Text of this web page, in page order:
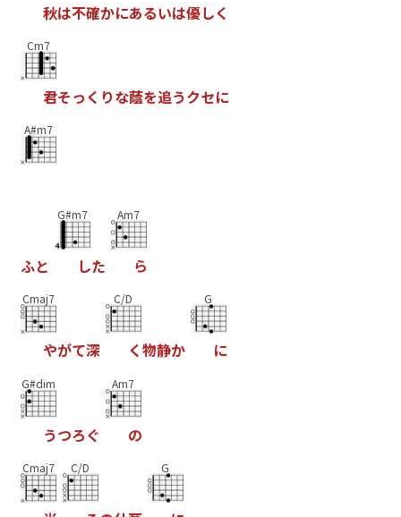
秋は不確かにあるいは優しく
Cm7
君そっ く りな蔭を追うクセに
A#m7
ふと
G#m7
した
Am7
ら
Cmaj7
やがて深
C/D
く物静か
G
に
G#dim
うつろぐ
Am7
の
Cmaj7 C/D G